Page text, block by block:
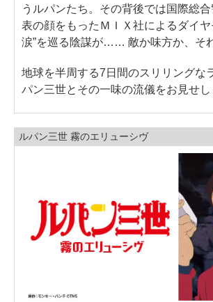
うルパンたち。その背後では国際総
表の顔をもったＭＩＸ社によるダイヤ
涙”を巡る陰謀が…… 敵か味方か、そ
地球を半周する7日間のスリリングな
パン三世とその一味の流儀をお見せし
ルパン三世 霧のエリューシヴ